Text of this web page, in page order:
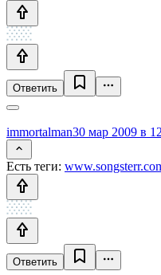
Ответить
immortalman30 мар 2009 в
Есть теги:
Ответить